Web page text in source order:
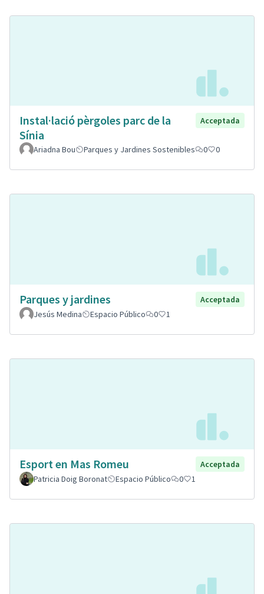
Instal·lació pèrgoles parc de la
Sínia
Acceptada
Ariadna Bou Parques y Jardines Sostenibles 0 0
Parques y jardines
Acceptada
Jesús Medina
Espacio Público 0 1
Esport en Mas Romeu
Acceptada
Patricia Doig Boronat
Espacio Público 0 1